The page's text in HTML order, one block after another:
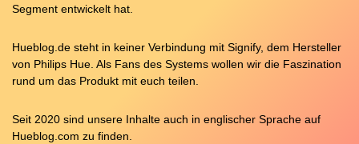
Segment entwickelt hat.
Hueblog.de steht in keiner Verbindung mit Signify, dem Hersteller
von Philips Hue. Als Fans des Systems wollen wir die Faszination
rund um das Produkt mit euch teilen.
Seit 2020 sind unsere Inhalte auch in englischer Sprache auf
Hueblog.com zu finden.